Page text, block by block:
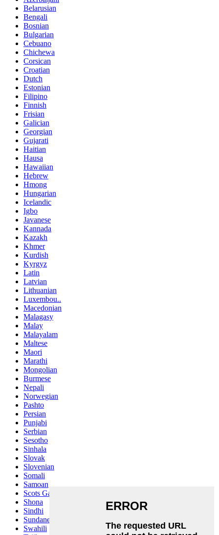
Belarusian
Bengali
Bosnian
Bulgarian
Cebuano
Chichewa
Corsican
Croatian
Dutch
Estonian
Filipino
Finnish
Frisian
Galician
Georgian
Gujarati
Haitian
Hausa
Hawaiian
Hebrew
Hmong
Hungarian
Icelandic
Igbo
Javanese
Kannada
Kazakh
Khmer
Kurdish
Kyrgyz
Latin
Latvian
Lithuanian
Luxembou..
Macedonian
Malagasy
Malay
Malayalam
Maltese
Maori
Marathi
Mongolian
Burmese
Nepali
Norwegian
Pashto
Persian
Punjabi
Serbian
Sesotho
Sinhala
Slovak
Slovenian
Somali
Samoan
Scots Gaelic
Shona
Sindhi
Sundanese
Swahili